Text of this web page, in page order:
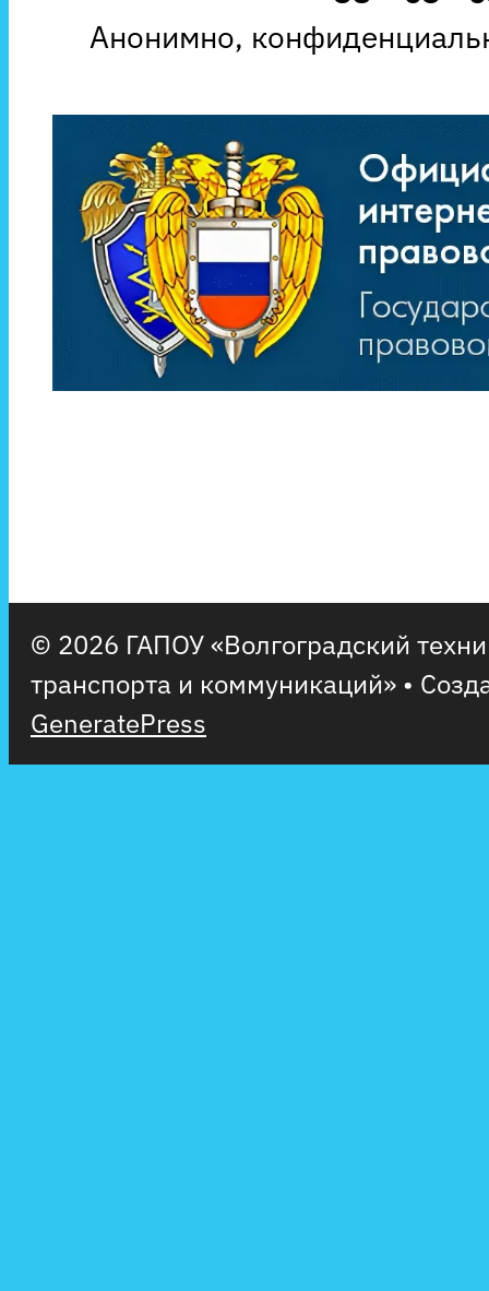
Анонимно,
© 2026 ГАПОУ «Волгоградский
транспорта и коммуникаций» •
GeneratePress